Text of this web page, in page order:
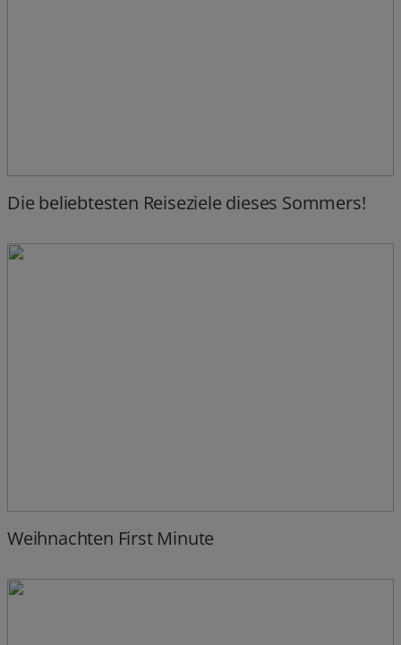
Die beliebtesten Reiseziele dieses Sommers!
Weihnachten First Minute